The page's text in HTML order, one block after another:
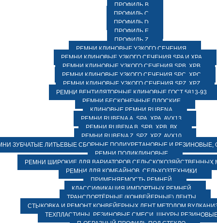
ПРОФИЛЬ B
ПРОФИЛЬ C
ПРОФИЛЬ D
ПРОФИЛЬ E
ПРОФИЛЬ Z
РЕМНИ КЛИНОВЫЕ УЗКОГО СЕЧЕНИЯ
РЕМНИ КЛИНОВЫЕ УЗКОГО СЕЧЕНИЯ SPA И XPA
РЕМНИ КЛИНОВЫЕ УЗКОГО СЕЧЕНИЯ SPB, XPB
РЕМНИ КЛИНОВЫЕ УЗКОГО СЕЧЕНИЯ SPC, XPC
РЕМНИ КЛИНОВЫЕ УЗКОГО СЕЧЕНИЯ SPZ, XPZ
РЕМНИ ВЕНТИЛЯТОРНЫЕ КЛИНОВЫЕ ГОСТ 5813-93
РЕМНИ БЕСКОНЕЧНЫЕ ПЛОСКИЕ
КЛИНОВЫЕ РЕМНИ RUBENA
РЕМНИ RUBENA А, SPA, XPA, AVX13
РЕМНИ RUBENA В, SPВ, ХPВ, ВХ
РЕМНИ RUBENA Z, SPZ, XPZ, AVX10
ЗУБЧАТЫЕ ЛИТЬЕВЫЕ СБОРНЫЕ ПОЛИУРЕТАНОВЫЕ И РЕЗИНОВЫЕ,
РЕМНИ ПОЛИКЛИНОВЫЕ
РЕМНИ ШИРОКИЕ ДЛЯ ВАРИАТОРОВ СЕЛЬСКОХОЗЯЙСТВЕННЫХ
РЕМНИ ДЛЯ КОМБАЙНОВ, СЕЛЬХОЗТЕХНИКИ
ПРИМЕНЯЕМОСТЬ РЕМНЕЙ
КЛАССИФИКАЦИЯ ИМПОРТНЫХ РЕМНЕЙ
ТРАНСПОРТЁРНЫЕ (КОНВЕЙЕРНЫЕ) ЛЕНТЫ
СТЫКОВКА И РЕМОНТ КОНВЕЙЕРНЫХ ЛЕНТ МЕТОДОМ
ТЕХПЛАСТИНЫ, РЕЗИНОВЫЕ СМЕСИ, ШНУРЫ